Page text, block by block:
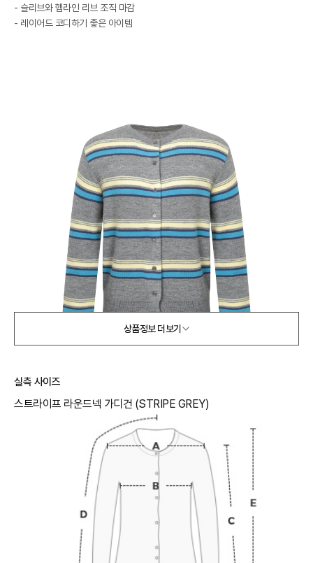
- 슬리브와 헴라인 리브 조직 마감
- 레이어드 코디하기 좋은 아이템
상품정보 더보기
실측 사이즈
스트라이프 라운드넥 가디건 (STRIPE GREY)